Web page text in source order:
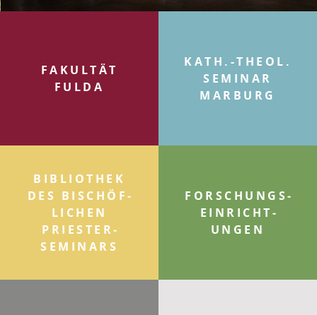
FAKULTÄT
FULDA
KATH.-THEOL.
SEMINAR
MARBURG
BIBLIOTHEK
DES BISCHÖF­
LICHEN
PRIESTER­
SEMINARS
FOR­SCHUNGS­
EINRICHT­
UNGEN